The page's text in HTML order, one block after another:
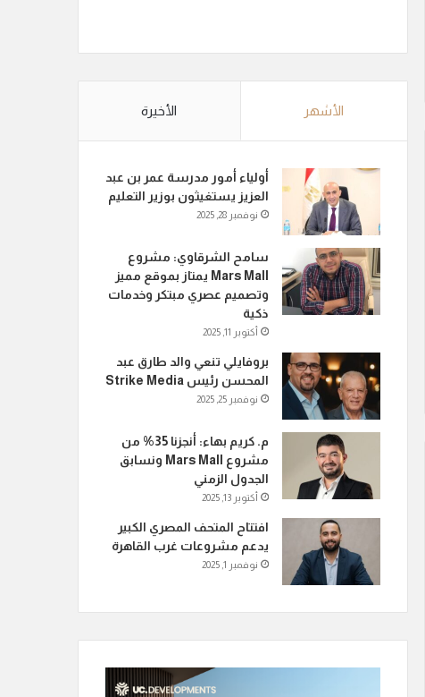
الأشهر الأخيرة
أولياء أمور مدرسة عمر بن عبد
العزيز يستغيثون بوزير التعليم
نوفمبر 28, 2025
سامح الشرقاوي: مشروع
Mars Mall يمتاز بموقع مميز
وتصميم عصري مبتكر وخدمات
ذكية
أكتوبر 11, 2025
بروفايلي تنعي والد طارق عبد
المحسن رئيس Strike Media
نوفمبر 25, 2025
م. كريم بهاء: أنجزنا 35% من
مشروع Mars Mall ونسابق
الجدول الزمني
أكتوبر 13, 2025
افتتاح المتحف المصري الكبير
يدعم مشروعات غرب القاهرة
نوفمبر 1, 2025